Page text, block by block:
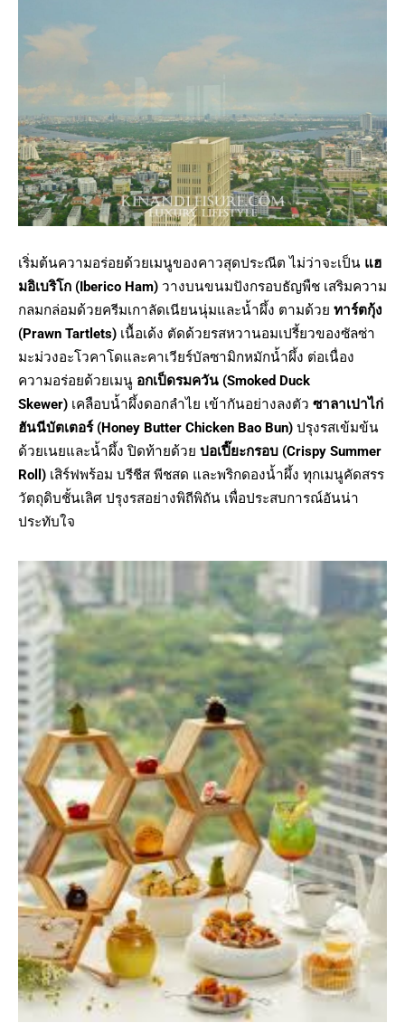
เริ่มต้นความอร่อยด้วยเมนูของคาวสุดประณีต ไม่ว่าจะเป็น แฮ
มอิเบริโก ( Iberico Ham) วางบนขนมปังกรอบธัญพืช เสริมความ
กลมกล่อมด้วยครีมเกาลัดเนียนนุ่มและน้ำผึ้ง ตามด้วย ทาร์ตกุ้ง
(Prawn Tartlets) เนื้อเด้ง ตัดด้วยรสหวานอมเปรี้ยวของซัลซ่า
มะม่วงอะโวคาโดและคาเวียร์บัลซามิกหมักน้ำผึ้ง ต่อเนื่อง
ความอร่อยด้วยเมนู อกเป็ดรมควัน (Smoked Duck
Skewer) เคลือบน้ำผึ้งดอกลำไย เข้ากันอย่างลงตัว ซาลาเปาไก่
ฮันนีบัตเตอร์ (Honey Butter Chicken Bao Bun) ปรุงรสเข้มข้น
ด้วยเนยและน้ำผึ้ง ปิดท้ายด้วย ปอเปี๊ยะกรอบ (Crispy Summer
Roll) เสิร์ฟพร้อม บรีชีส พีชสด และพริกดองน้ำผึ้ง ทุกเมนูคัดสรร
วัตถุดิบชั้นเลิศ ปรุงรสอย่างพิถีพิถัน เพื่อประสบการณ์อันน่า
ประทับใจ